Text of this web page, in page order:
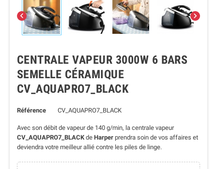
 
CENTRALE VAPEUR 3000W 6 BARS
SEMELLE CÉRAMIQUE
CV_AQUAPRO7_BLACK
Référence CV_AQUAPRO7_BLACK
Avec son débit de vapeur de 140 g/min, la centrale vapeur
CV_AQUAPRO7_BLACK de Harper prendra soin de vos affaires et
deviendra votre meilleur allié contre les piles de linge.